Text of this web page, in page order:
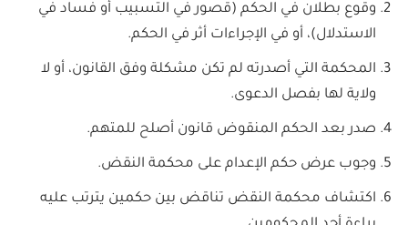
وقوع بطلان في الحكم (قصور في التسبيب أو فساد في
الاستدلال)، أو في الإجراءات أثر في الحكم.
المحكمة التي أصدرته لم تكن مشكلة وفق القانون، أو لا
ولاية لها بفصل الدعوى.
صدر بعد الحكم المنقوض قانون أصلح للمتهم.
وجوب عرض حكم الإعدام على محكمة النقض.
اكتشاف محكمة النقض تناقض بين حكمين يترتب عليه